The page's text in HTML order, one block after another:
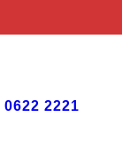
0622 2221